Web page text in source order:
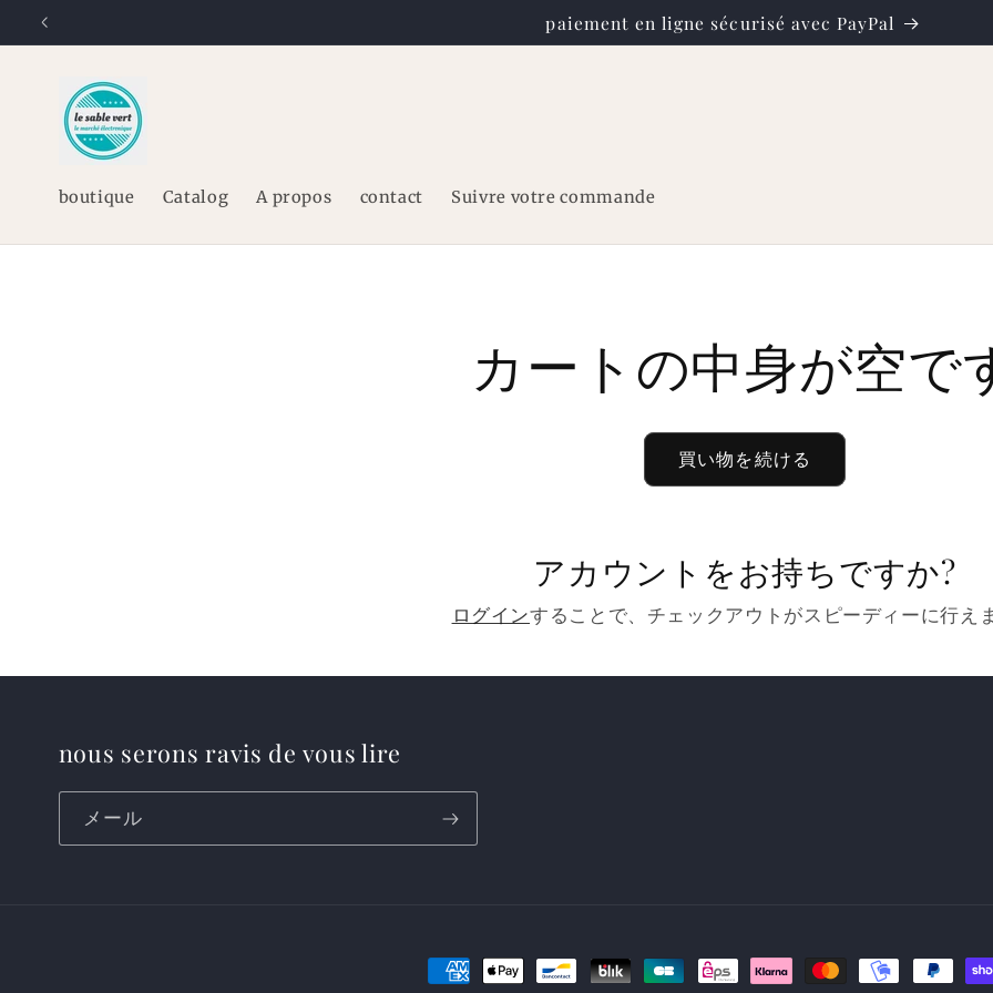
ンツに
進む
boutique Catalog A propos contact Suivre votre commande
カートの中身が空で
買い物を続ける
アカウントをお持ちですか?
ログインすることで、チェックアウトがスピーディーに行え
nous serons ravis de vous lire
メール
決